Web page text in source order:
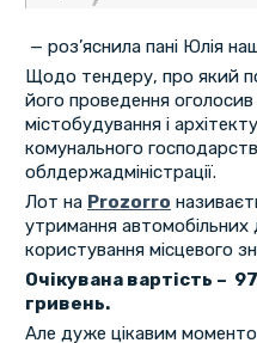
— роз’яснила пані Юлія
Щодо тендеру, про який
його проведення
містобудування і
комунального
облдержадміністрації.
Лот на Рrozorro
утримання автомобільних
користування місцевого
Очікувана вартість –
гривень.
Але дуже цікавим